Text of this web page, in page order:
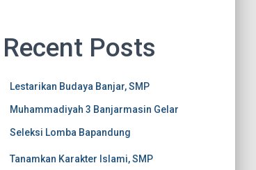
Recent Posts
Lestarikan Budaya Banjar, SMP
Muhammadiyah 3 Banjarmasin Gelar
Seleksi Lomba Bapandung
Tanamkan Karakter Islami, SMP